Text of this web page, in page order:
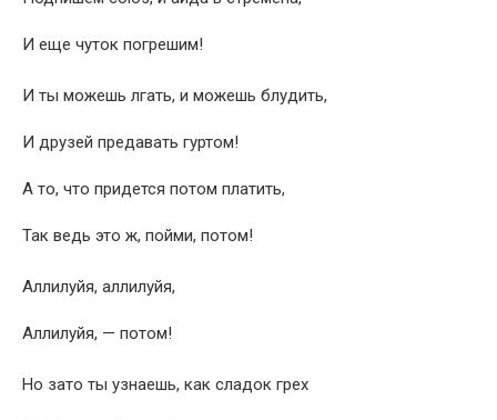
И еще чуток погрешим!
И ты можешь лгать, и можешь блудить,
И друзей предавать гуртом!
А то, что придется потом платить,
Так ведь это ж, пойми, потом!
Аллилуйя, аллилуйя,
Аллилуйя, — потом!
Но зато ты узнаешь, как сладок грех